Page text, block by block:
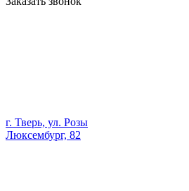
г. Тверь, ул. Розы
Люксембург, 82